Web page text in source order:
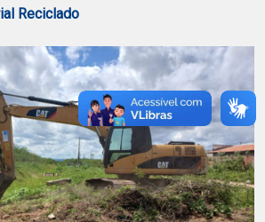
Reciclado